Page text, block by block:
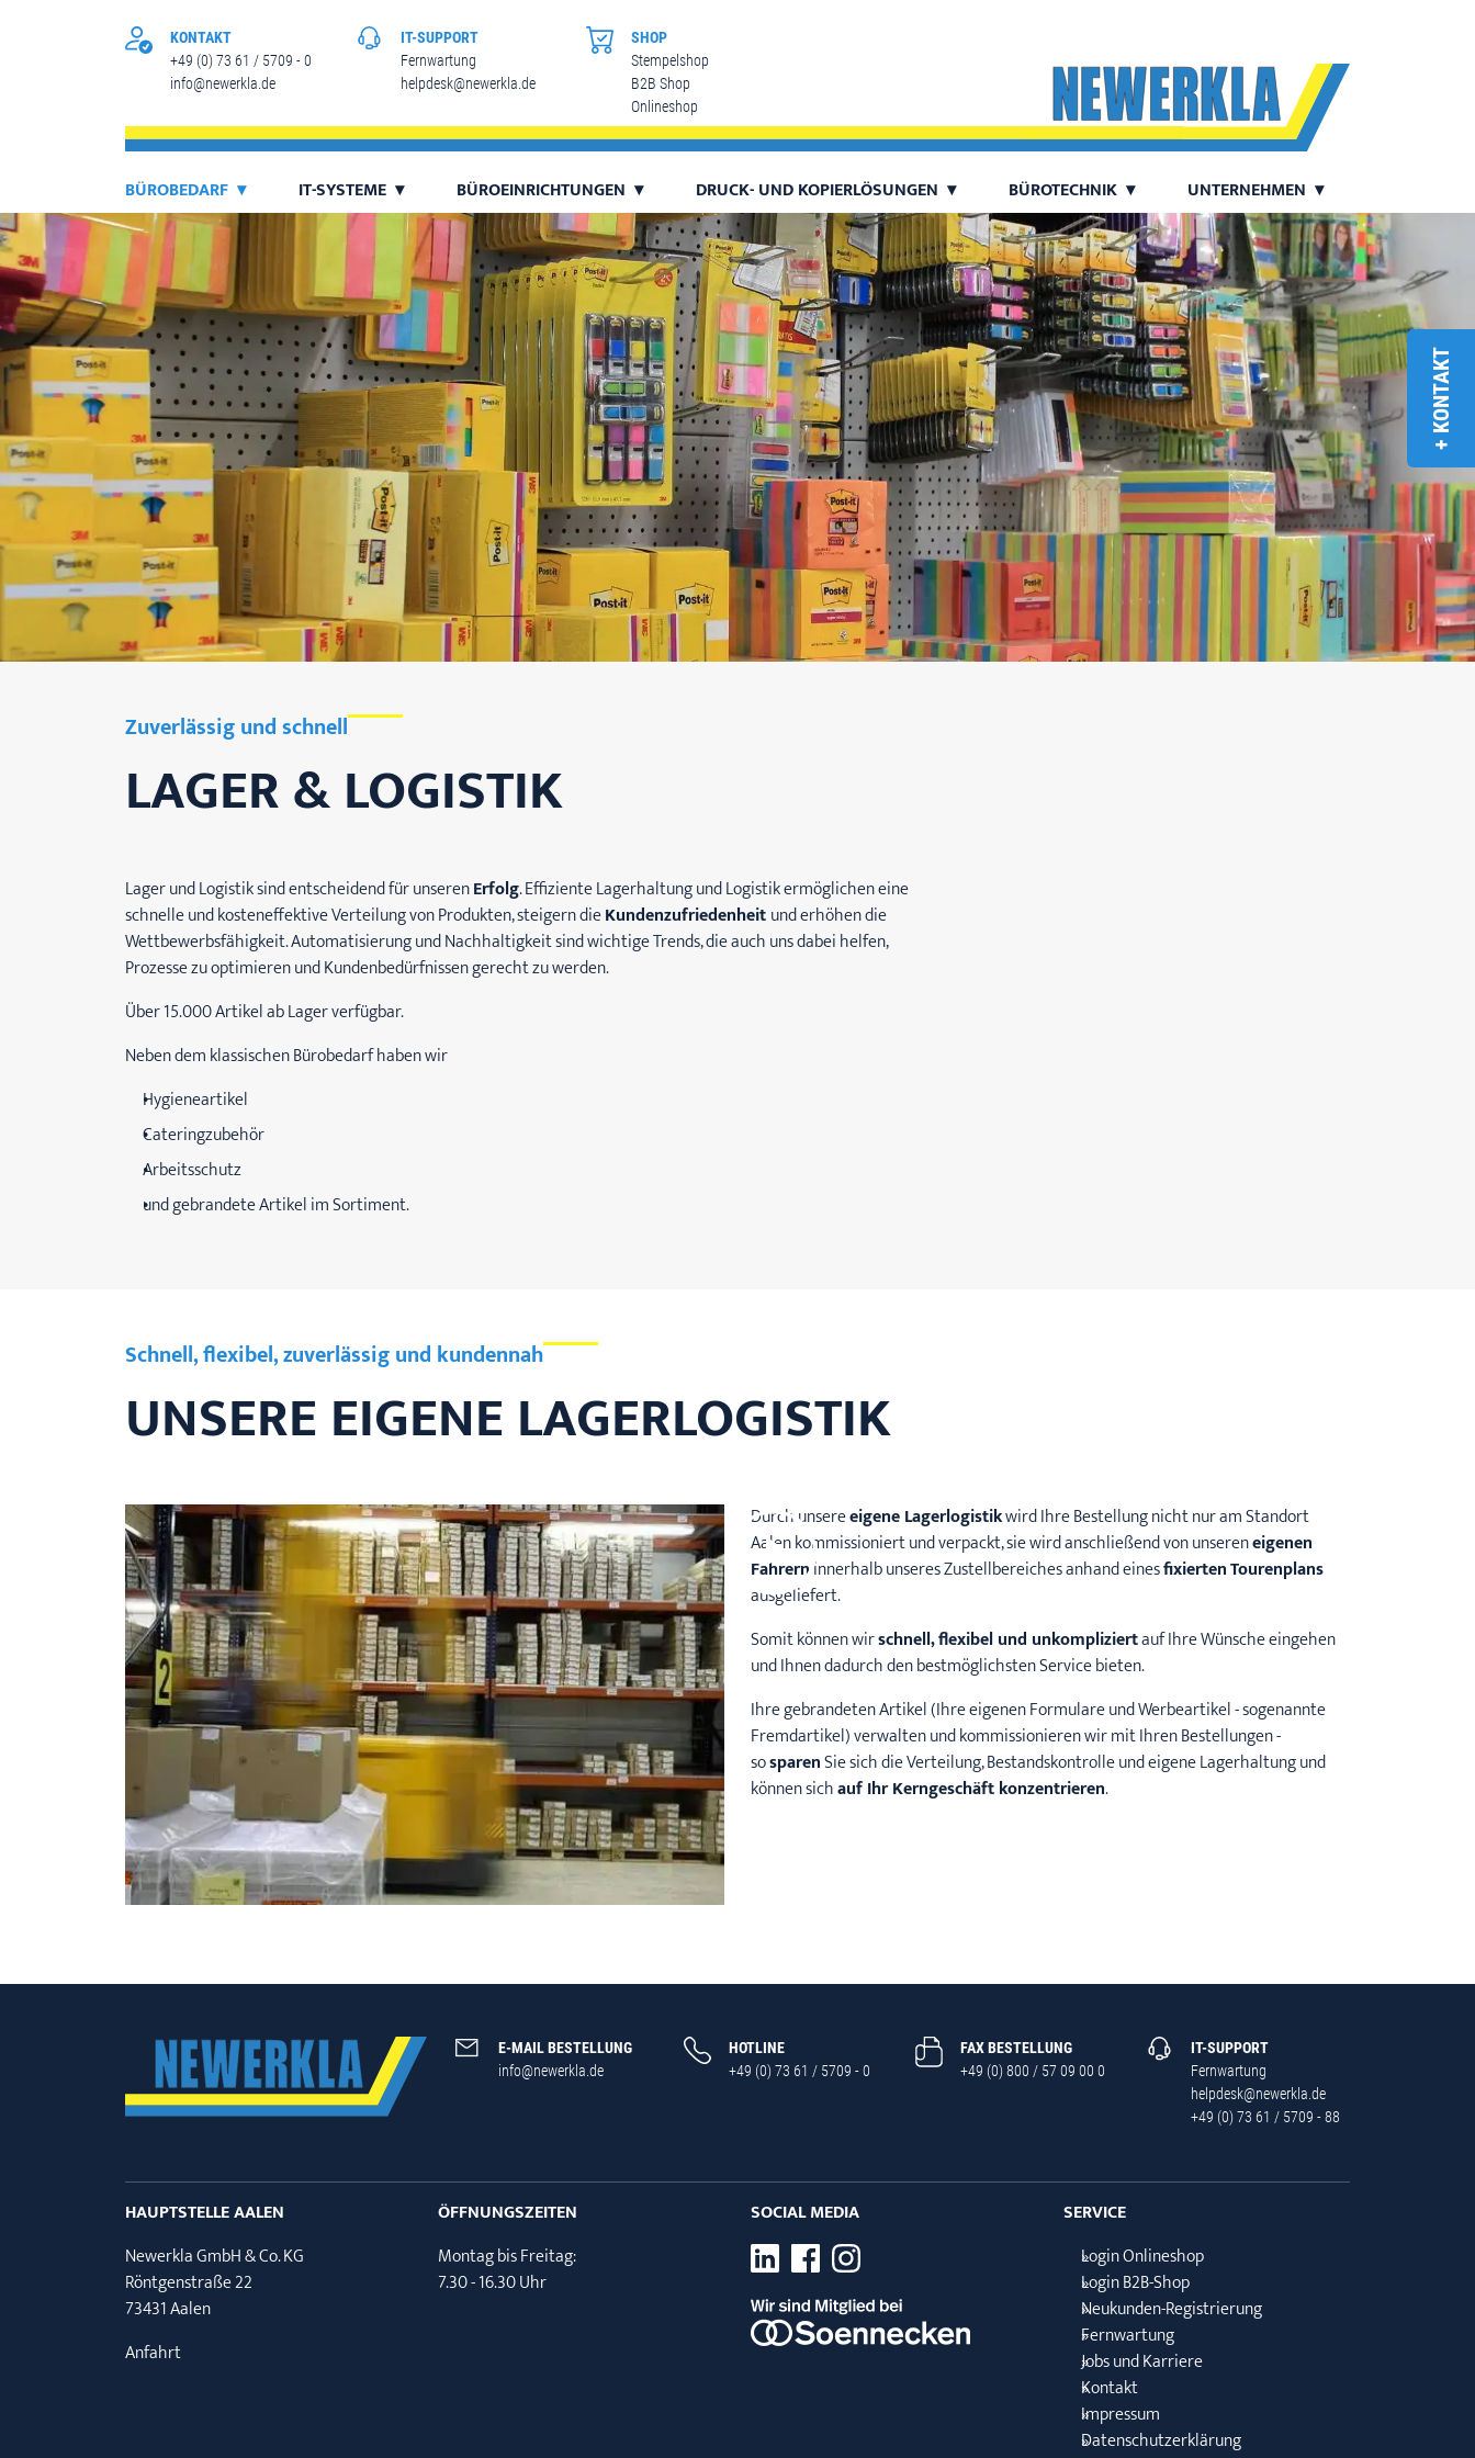
KONTAKT
+49 (0) 73 61 / 5709 - 0
info@newerkla.de
IT-SUPPORT
Fernwartung
helpdesk@newerkla.de
SHOP
Stempelshop
B2B Shop
Onlineshop
BÜROBEDARF IT-SYSTEME BÜROEINRICHTUNGEN DRUCK- UND KOPIERLÖSUNGEN BÜROTECHNIK UNTERNEHMEN
+ KONTAKT
Zuverlässig und schnell
LAGER & LOGISTIK
Lager und Logistik sind entscheidend für unserenErfolg. Effiziente Lagerhaltung und Logistik ermöglichen eine
schnelle und kosteneffektive Verteilung von Produkten, steigern dieKundenzufriedenheitund erhöhen die
Wettbewerbsfähigkeit. Automatisierung und Nachhaltigkeit sind wichtige Trends, die auch uns dabei helfen,
Prozesse zu optimieren und Kundenbedürfnissen gerecht zu werden.
Über 15.000 Artikel ab Lager verfügbar.
Neben dem klassischen Bürobedarf haben wir
Hygieneartikel
Cateringzubehör
Arbeitsschutz
und gebrandete Artikel im Sortiment.
Schnell, flexibel, zuverlässig und kundennah
UNSERE EIGENE LAGERLOGISTIK
Durch unsereeigene Lagerlogistikwird Ihre Bestellung nicht nur am Standort
Aalen kommissioniert und verpackt, sie wird anschließend von unsereneigenen
Fahrerninnerhalb unseres Zustellbereiches anhand einesfixiertenTourenplans
ausgeliefert.
Somit können wirschnell, flexibel und unkompliziertauf Ihre Wünsche eingehen
und Ihnen dadurch den bestmöglichsten Service bieten.
Ihre gebrandeten Artikel (Ihre eigenen Formulare und Werbeartikel - sogenannte
Fremdartikel) verwalten und kommissionieren wir mit Ihren Bestellungen -
sosparenSie sich die Verteilung, Bestandskontrolle und eigene Lagerhaltung und
können sichauf Ihr Kerngeschäft konzentrieren.
E-MAIL BESTELLUNG
info@newerkla.de
HOTLINE
+49 (0) 73 61 / 5709 - 0
FAX BESTELLUNG
+49 (0) 800 / 57 09 00 0
IT-SUPPORT
Fernwartung
helpdesk@newerkla.de
+49 (0) 73 61 / 5709 - 88
HAUPTSTELLE AALEN
Newerkla GmbH & Co. KG
Röntgenstraße 22
73431 Aalen
Anfahrt
ÖFFNUNGSZEITEN
Montag bis Freitag:
7.30 - 16.30 Uhr
SOCIAL MEDIA
SERVICE
Login Onlineshop
Login B2B-Shop
Neukunden-Registrierung
Fernwartung
Jobs und Karriere
Kontakt
Impressum
Datenschutzerklärung